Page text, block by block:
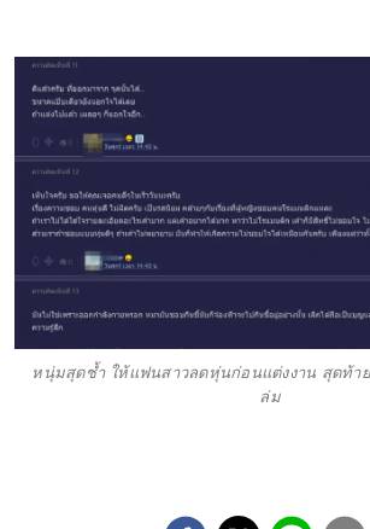
หนุ่มสุดช้ำ ให้แฟนสาวลดหุ่นก่อนแต่งงาน สุดท้า
ล่ม